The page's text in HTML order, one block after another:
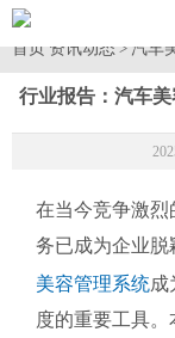
首页资讯动态>汽车
行业报告：汽车
在当今竞争激烈
务已成为企业脱
美容管理系统成
度的重要工具